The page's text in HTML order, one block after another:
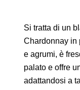
Si tratta di un
Chardonnay in
e agrumi, è
palato e offre
adattandosi a